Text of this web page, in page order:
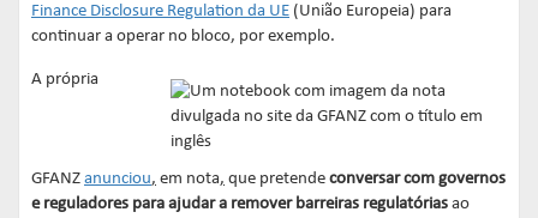
Finance Disclosure Regulation da UE (União Europeia) para
continuar a operar no bloco, por exemplo.
A própria
GFANZ anunciou, em nota, que pretende conversar com governos
e reguladores para ajudar a remover barreiras regulatórias ao